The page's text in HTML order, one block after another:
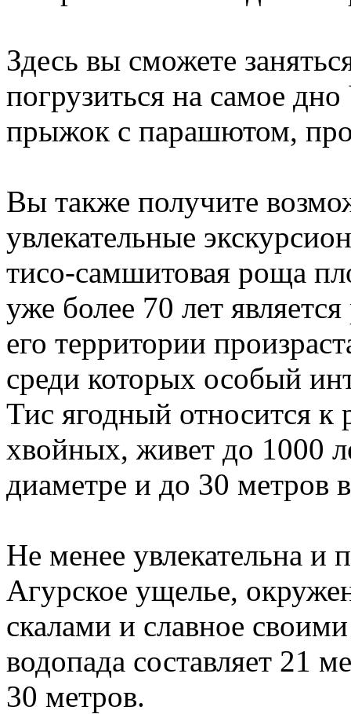
Здесь вы сможете
погрузиться на самое
прыжок с парашютом,
Вы также получите
увлекательные
тисо-самшитовая роща
уже более 70 лет
его территории
среди которых особый
Тис ягодный относится к
хвойных, живет до 1000
диаметре и до 30 метров
Не менее увлекательна и
Агурское ущелье,
скалами и славное
водопада составляет 21
30 метров.